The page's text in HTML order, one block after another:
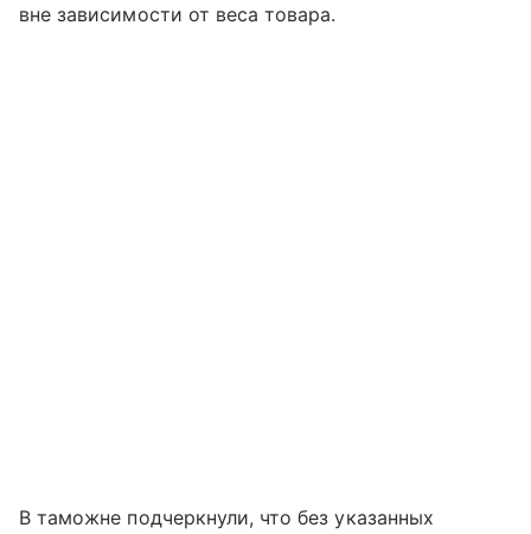
вне зависимости от веса товара.
В таможне подчеркнули, что без указанных